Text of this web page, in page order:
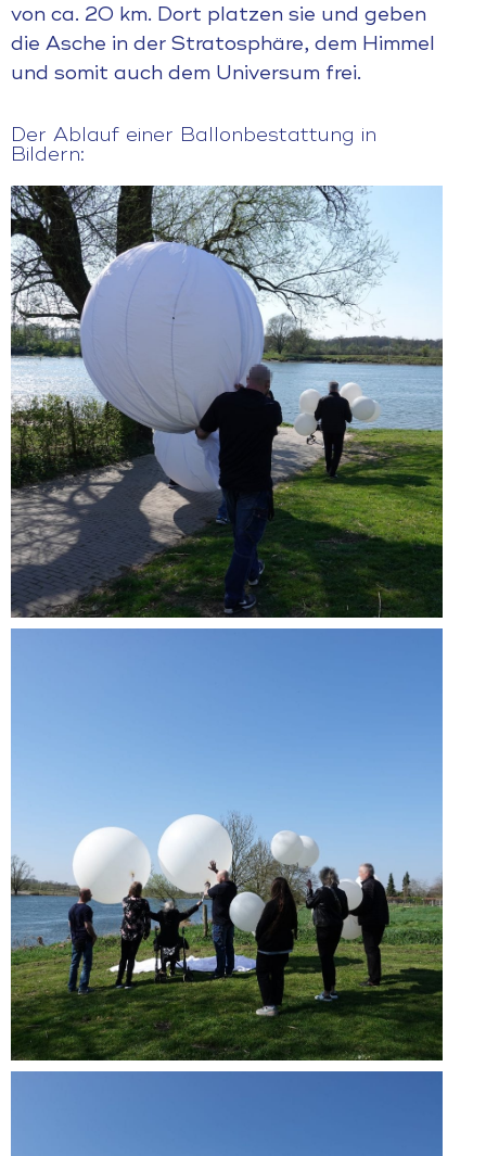
von ca. 20 km. Dort platzen sie und geben
die Asche in der Stratosphäre, dem Himmel
und somit auch dem Universum frei.
Der Ablauf einer Ballonbestattung in
Bildern: